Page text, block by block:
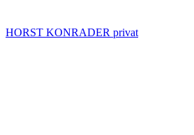
HORST KONRADER privat